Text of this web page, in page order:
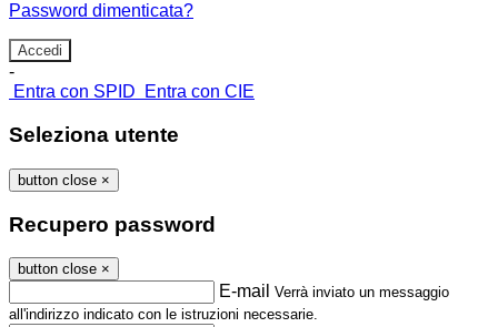
Password dimenticata?
-
Entra con SPID
Entra con CIE
Seleziona utente
button close ×
Recupero password
button close ×
E-mail Verrà inviato un messaggio
all'indirizzo indicato con le istruzioni necessarie.